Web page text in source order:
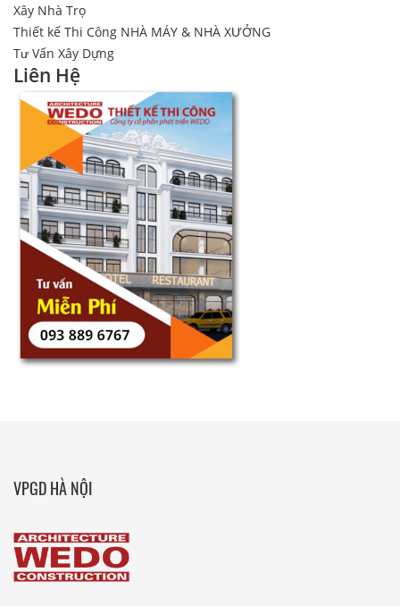
Xây Nhà Trọ
Thiết kế Thi Công NHÀ MÁY & NHÀ XƯỞNG
Tư Vấn Xây Dựng
Liên Hệ
VPGD HÀ NỘI